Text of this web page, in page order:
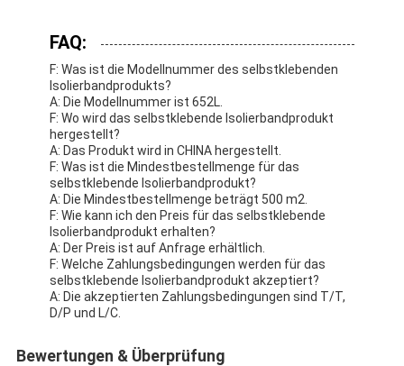
FAQ:
F: Was ist die Modellnummer des selbstklebenden
Isolierbandprodukts?
A: Die Modellnummer ist 652L.
F: Wo wird das selbstklebende Isolierbandprodukt
hergestellt?
A: Das Produkt wird in CHINA hergestellt.
F: Was ist die Mindestbestellmenge für das
selbstklebende Isolierbandprodukt?
A: Die Mindestbestellmenge beträgt 500 m2.
F: Wie kann ich den Preis für das selbstklebende
Isolierbandprodukt erhalten?
A: Der Preis ist auf Anfrage erhältlich.
F: Welche Zahlungsbedingungen werden für das
selbstklebende Isolierbandprodukt akzeptiert?
A: Die akzeptierten Zahlungsbedingungen sind T/T,
D/P und L/C.
Bewertungen & Überprüfung